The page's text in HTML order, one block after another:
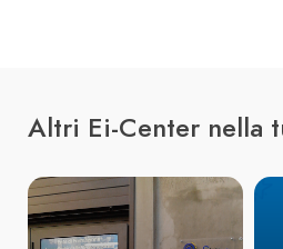
Altri Ei-Center nella